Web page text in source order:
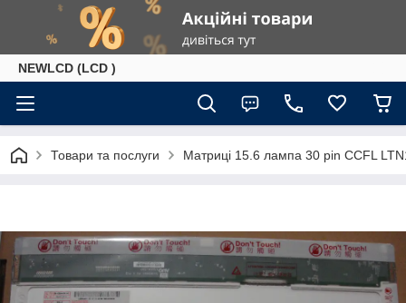
NEWLCD (LCD )
Товари та послуги Матриці 15.6 лампа 30 pin CCFL